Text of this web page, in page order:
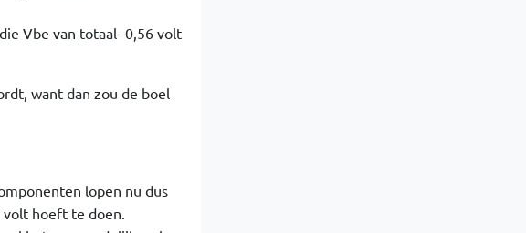
Vbe van totaal -0,56 volt
want dan zou de boel
lopen nu dus
volt hoeft te doen.